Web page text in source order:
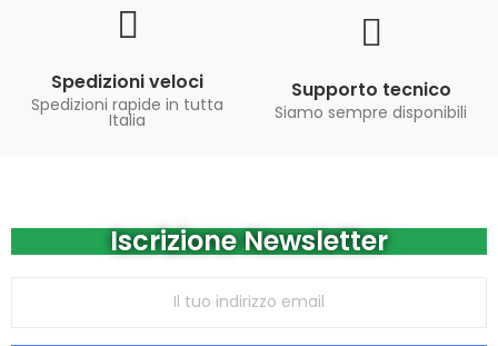
Spedizioni veloci
Spedizioni rapide in tutta
Italia
Supporto tecnico
Siamo sempre disponibili
Iscrizione Newsletter